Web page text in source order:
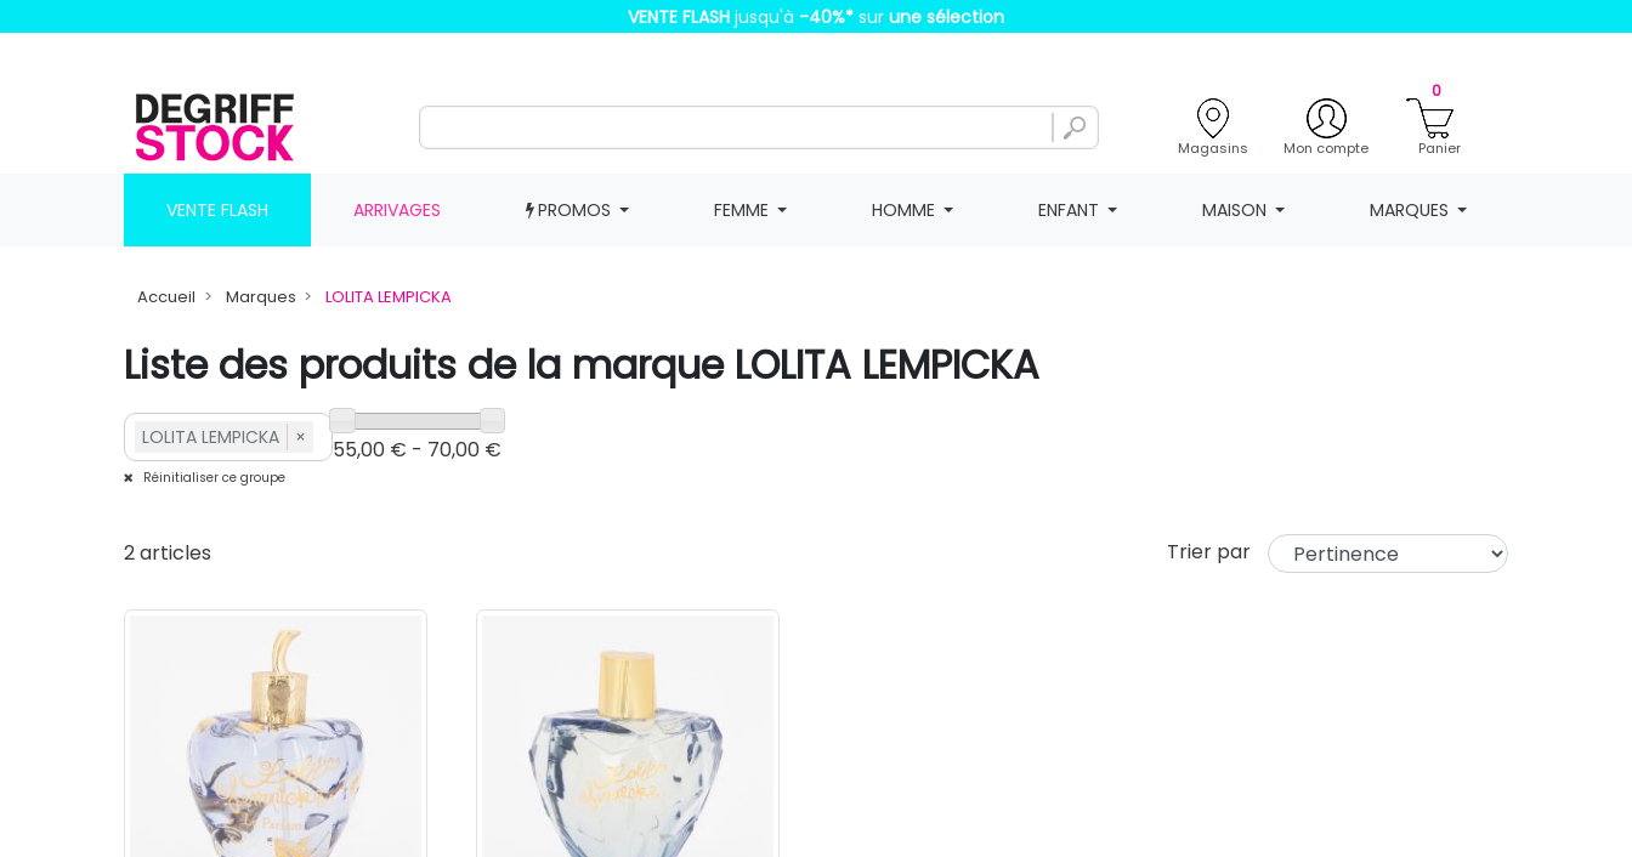
VENTE FLASH jusqu'à -40%* sur une sélection
Magasins Mon compte
0
Panier
VENTE FLASH ARRIVAGES PROMOS FEMME HOMME ENFANT MAISON MARQUES
Accueil Marques LOLITA LEMPICKA
Liste des produits de la marque LOLITA LEMPICKA
LOLITA LEMPICKA ×
Réinitialiser ce groupe
55,00 € - 70,00 €
2 articles Trier par